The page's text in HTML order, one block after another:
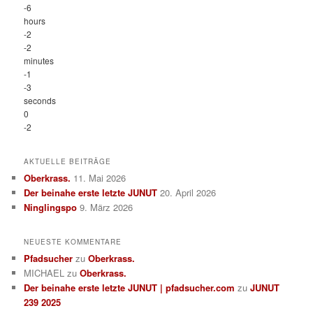
-6
hours
-2
-2
minutes
-1
-3
seconds
0
-2
AKTUELLE BEITRÄGE
Oberkrass. 11. Mai 2026
Der beinahe erste letzte JUNUT 20. April 2026
Ninglingspo 9. März 2026
NEUESTE KOMMENTARE
Pfadsucher zuOberkrass.
MICHAEL zuOberkrass.
Der beinahe erste letzte JUNUT | pfadsucher.com zuJUNUT
239 2025